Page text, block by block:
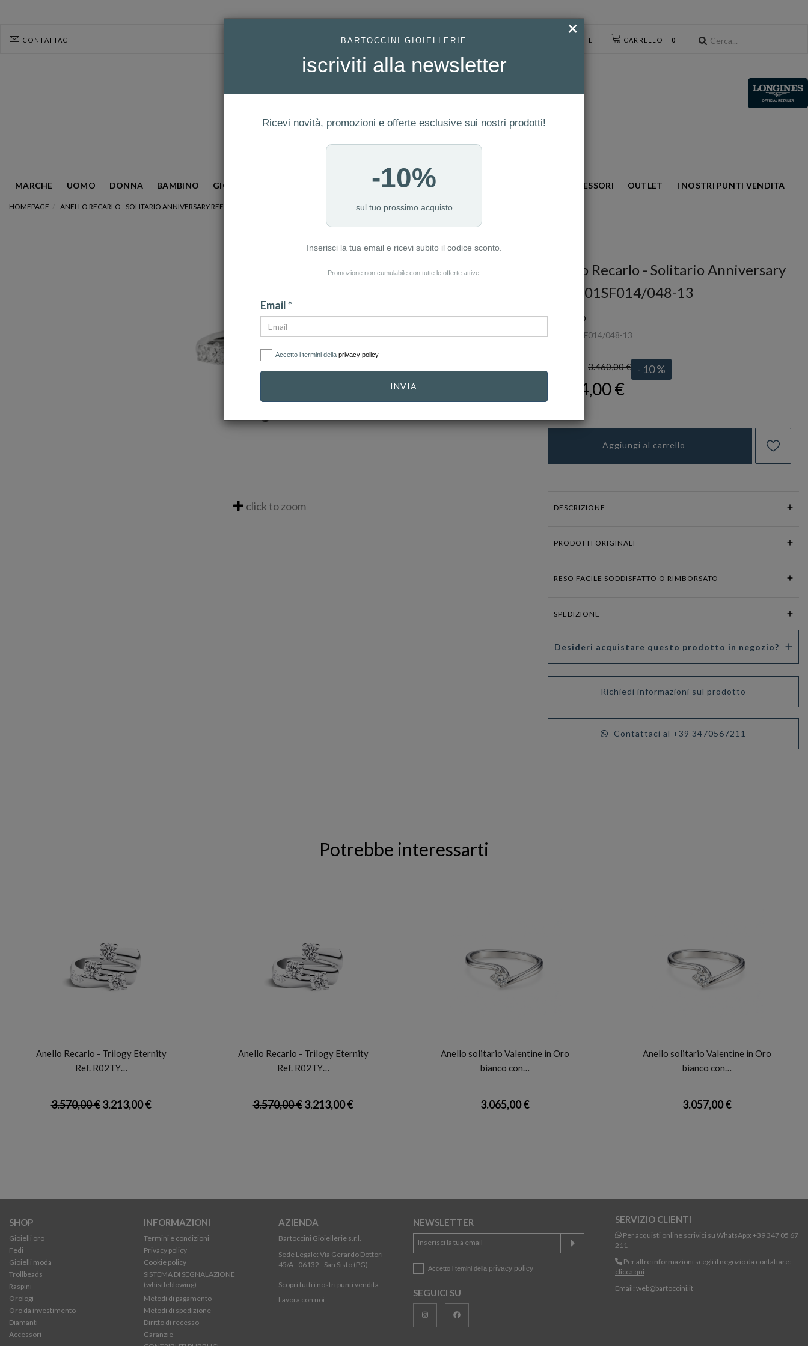
CARRELLO 0
ACCESSO UTENTE
CONTATTACI
MARCHE UOMO DONNA BAMBINO GIOIELLERIA GIOIELLI MODA OROLOGI ACCESSORI OUTLET I NOSTRI PUNTI VENDITA
HOMEPAGE ANELLO RECARLO - SOLITARIO ANNIVERSARY REF. R01SF014/048-13
click to zoom
Anello Recarlo - Solitario Anniversary
Ref. R01SF014/048-13
RECARLO
R01SF014/048-13
3.460,00 € - 10 %
3.114,00 €
Aggiungi al carrello
DESCRIZIONE
PRODOTTI ORIGINALI
RESO FACILE SODDISFATTO O RIMBORSATO
SPEDIZIONE
Desideri acquistare questo prodotto in negozio?
Richiedi informazioni sul prodotto
Contattaci al +39 3470567211
Potrebbe interessarti
Anello Recarlo - Trilogy Eternity
Ref. R02TY…
3.570,00 €3.213,00 €
Anello Recarlo - Trilogy Eternity
Ref. R02TY…
3.570,00 €3.213,00 €
Anello solitario Valentine in Oro
bianco con…
3.065,00 €
Anello solitario Valentine in Oro
bianco con…
3.057,00 €
SHOP
Gioielli oro
Fedi
Gioielli moda
Trollbeads
Raspini
Orologi
Oro da investimento
Diamanti
Accessori
INFORMAZIONI
Termini e condizioni
Privacy policy
Cookie policy
SISTEMA DI SEGNALAZIONE
(whistleblowing)
Metodi di pagamento
Metodi di spedizione
Diritto di recesso
Garanzie
AZIENDA
Bartoccini Gioiellerie s.r.l.
Sede Legale: Via Gerardo Dottori
45/A - 06132 - San Sisto (PG)
Scopri tutti i nostri punti vendita
Lavora con noi
NEWSLETTER
Accetto i temini della privacy policy
SEGUICI SU
SERVIZIO CLIENTI
Per acquisti online scrivici su WhatsApp: +39 347 05 67
211
Per altre informazioni scegli il negozio da contattare:
clicca qui
Email: web@bartoccini.it
×
BARTOCCINI GIOIELLERIE
iscriviti alla newsletter
Ricevi novità, promozioni e offerte esclusive sui nostri prodotti!
-10%
sul tuo prossimo acquisto
Inserisci la tua email e ricevi subito il codice sconto.
Promozione non cumulabile con tutte le offerte attive.
Email *
Accetto i termini della privacy policy
INVIA